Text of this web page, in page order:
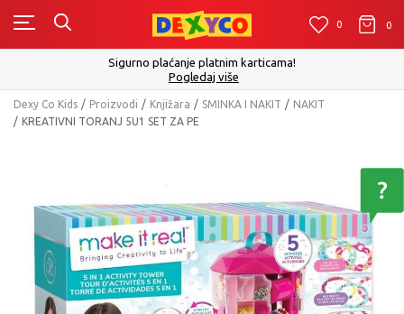
0 0
Sigurno plaćanje platnim karticama!
Pogledaj više
Dexy Co Kids Proizvodi Knjižara SMINKA I NAKIT
NAKIT
KREATIVNI TORANJ 5U1 SET ZA PE